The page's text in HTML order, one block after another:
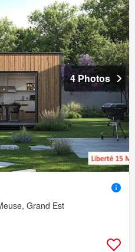
4 Photos
Grand Est